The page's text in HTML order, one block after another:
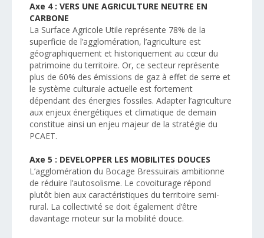
Axe 4 : VERS UNE AGRICULTURE NEUTRE EN
CARBONE
La Surface Agricole Utile représente 78% de la
superficie de l’agglomération, l’agriculture est
géographiquement et historiquement au cœur du
patrimoine du territoire. Or, ce secteur représente
plus de 60% des émissions de gaz à effet de serre et
le système culturale actuelle est fortement
dépendant des énergies fossiles. Adapter l’agriculture
aux enjeux énergétiques et climatique de demain
constitue ainsi un enjeu majeur de la stratégie du
PCAET.
Axe 5 : DEVELOPPER LES MOBILITES DOUCES
L’agglomération du Bocage Bressuirais ambitionne
de réduire l’autosolisme. Le covoiturage répond
plutôt bien aux caractéristiques du territoire semi-
rural. La collectivité se doit également d’être
davantage moteur sur la mobilité douce.